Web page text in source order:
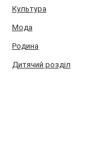
Культура
Мода
Родина
Дитячий розділ